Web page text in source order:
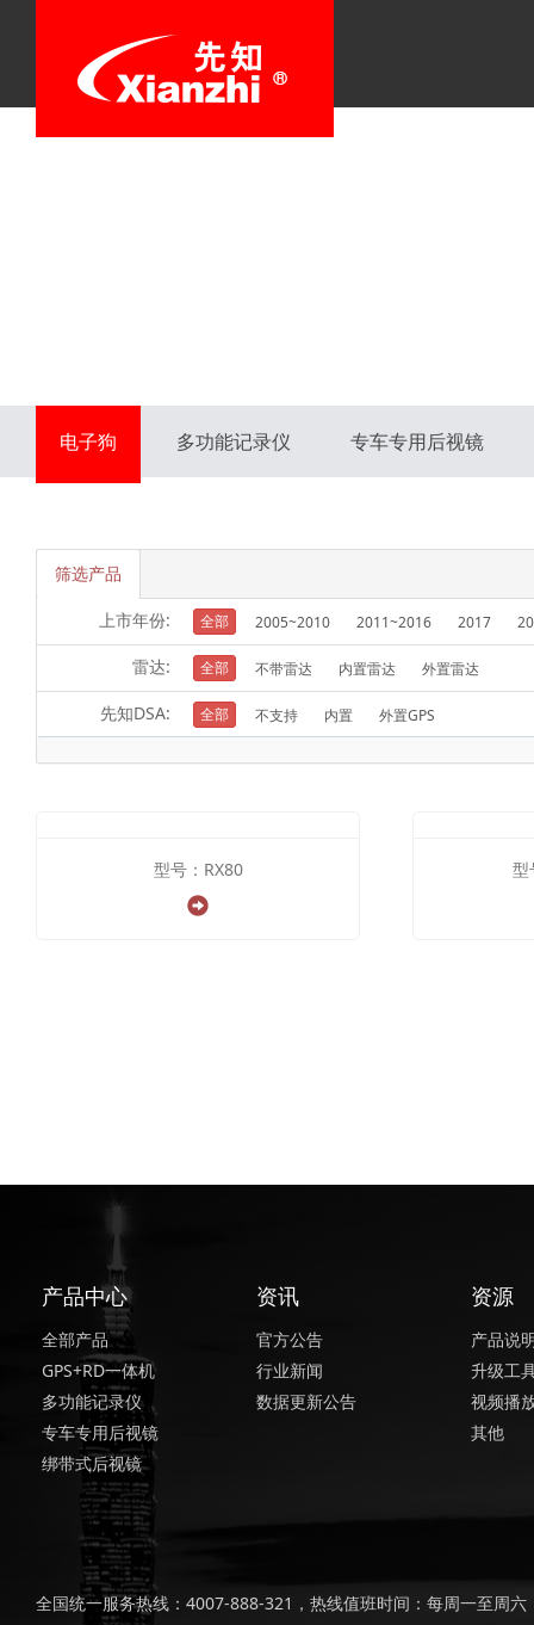
电子狗 多功能记录仪 专车专用后视镜
筛选产品
上市年份: 全部 2005~2010 2011~2016 2017
雷达: 全部 不带雷达 内置雷达 外置雷达
先知DSA: 全部 不支持 内置 外置GPS
型号：RX80 型
产品中心
全部产品
GPS+RD一体机
多功能记录仪
专车专用后视镜
绑带式后视镜
资讯
官方公告
行业新闻
数据更新公告
资源
产品说
升级工
视频播
其他
全国统一服务热线：4007-888-321，热线值班时间：每周一至周